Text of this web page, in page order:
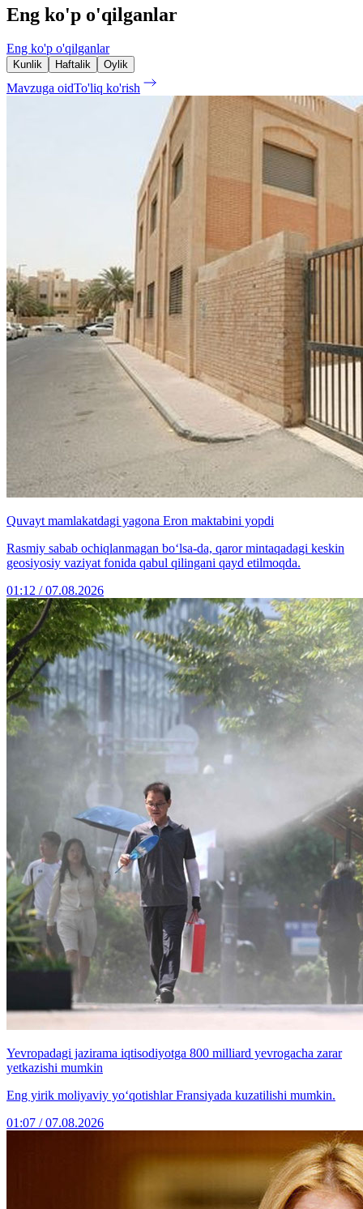
Eng ko'p o'qilganlar
Eng ko'p o'qilganlar
Kunlik Haftalik Oylik
Mavzuga oidTo'liq ko'rish
Quvayt mamlakatdagi yagona Eron maktabini yopdi
Rasmiy sabab ochiqlanmagan bo‘lsa-da, qaror mintaqadagi keskin
geosiyosiy vaziyat fonida qabul qilingani qayd etilmoqda.
01:12 / 07.08.2026
Yevropadagi jazirama iqtisodiyotga 800 milliard yevrogacha zarar
yetkazishi mumkin
Eng yirik moliyaviy yo‘qotishlar Fransiyada kuzatilishi mumkin.
01:07 / 07.08.2026